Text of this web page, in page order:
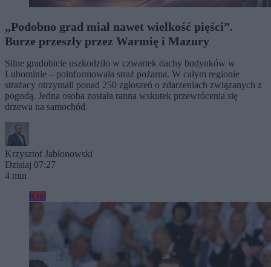
„Podobno grad miał nawet wielkość pięści”.
Burze przeszły przez Warmię i Mazury
Silne gradobicie uszkodziło w czwartek dachy budynków w
Lubominie – poinformowała straż pożarna. W całym regionie
strażacy otrzymali ponad 250 zgłoszeń o zdarzeniach związanych z
pogodą. Jedna osoba została ranna wskutek przewrócenia się
drzewa na samochód.
Krzysztof Jabłonowski
Dzisiaj 07:27
4 min
Kraj